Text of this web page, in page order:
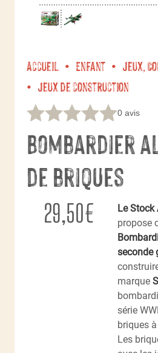
Accueil Enfant
Jeux,
Jeux de construction
0 avis
Bombardier
de briques
29,50€ Le Stock
propose
seconde
marque
série
briques
Les